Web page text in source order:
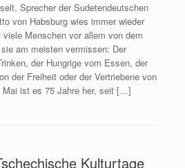
Sprecher der Sudetendeutschen
von Habsburg wies immer wieder
Menschen vor allem von dem
am meisten vermissen: Der
der Hungrige vom Essen, der
der Freiheit oder der Vertriebene von
Mai ist es 75 Jahre her, seit […]
Kulturtage